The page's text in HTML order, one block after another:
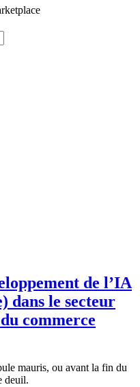
de l’IA
dans le secteur
commerce
mauris, ou avant la fin du
deuil.